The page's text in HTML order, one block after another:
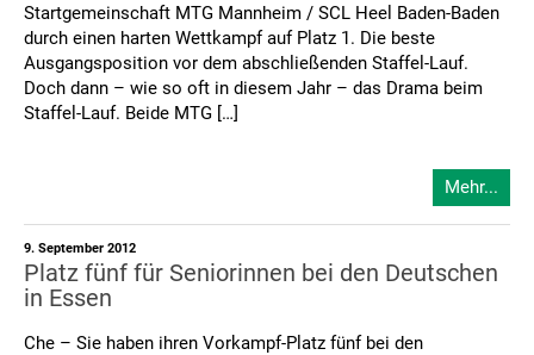
Startgemeinschaft MTG Mannheim / SCL Heel Baden-Baden
durch einen harten Wettkampf auf Platz 1. Die beste
Ausgangsposition vor dem abschließenden Staffel-Lauf.
Doch dann – wie so oft in diesem Jahr – das Drama beim
Staffel-Lauf. Beide MTG […]
Mehr...
9. September 2012
Platz fünf für Seniorinnen bei den Deutschen
in Essen
Che – Sie haben ihren Vorkampf-Platz fünf bei den